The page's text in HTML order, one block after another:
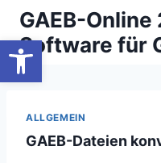
Werkzeugleiste öffnen
Zum
Inhalt
springen
GAEB-Online
Software für
ALLGEMEIN
GAEB-Dateien